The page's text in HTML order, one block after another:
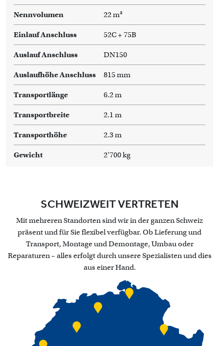
Nennvolumen 22 m³
Einlauf Anschluss 52C + 75B
Auslauf Anschluss DN150
Auslaufhöhe Anschluss 815 mm
Transportlänge 6.2 m
Transportbreite 2.1 m
Transporthöhe 2.3 m
Gewicht 2’700 kg
SCHWEIZWEIT VERTRETEN
Mit mehreren Standorten sind wir in der ganzen Schweiz
präsent und für Sie flexibel verfügbar. Ob Lieferung und
Transport, Montage und Demontage, Umbau oder
Reparaturen – alles erfolgt durch unsere Spezialisten und dies
aus einer Hand.